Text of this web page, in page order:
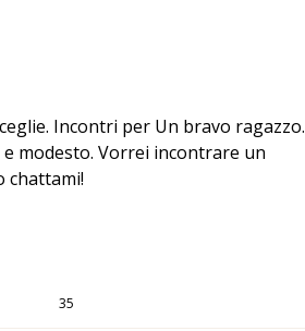
Incontri per Un bravo ragazzo.
modesto. Vorrei incontrare un
chattami!
35